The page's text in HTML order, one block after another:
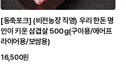
[동축포크] (비전농장 직영) 우리 한돈 명
인이 키운 삼겹살 500g(구이용/에어프
라이어용/보쌈용)
16,500원